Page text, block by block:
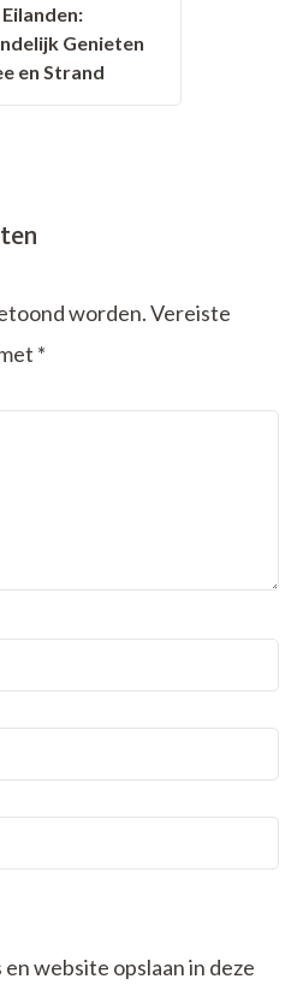
Genieten
en Strand
worden.Vereiste
*
website opslaan in deze